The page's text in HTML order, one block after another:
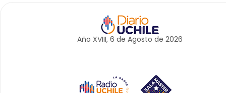
Año XVIII, 6 de Agosto de 2026